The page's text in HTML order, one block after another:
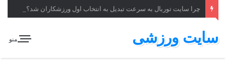
چرا سایت توربال به ‌سرعت تبدیل به انتخاب اول ورزشکاران شد؟
منو سایت ورزشی